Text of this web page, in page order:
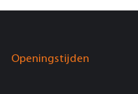
Openingstijden